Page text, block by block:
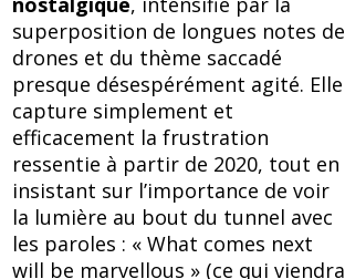
superposition de longues notes de
drones et du thème saccadé
presque désespérément agité. Elle
capture simplement et
efficacement la frustration
ressentie à partir de 2020, tout en
insistant sur l’importance de voir
la lumière au bout du tunnel avec
les paroles : « What comes next
will be marvellous » (ce qui viendra